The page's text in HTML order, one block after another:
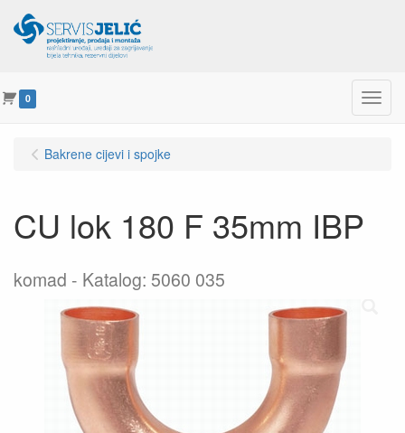
0 Menu
Bakrene cijevi i spojke
CU lok 180 F 35mm IBP
komad Katalog: 5060 035